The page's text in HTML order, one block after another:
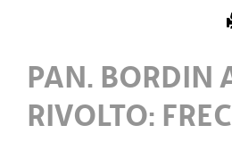
PAN. BORDIN
RIVOLTO: